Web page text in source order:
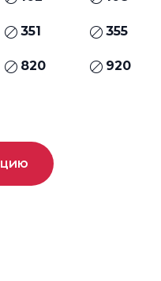
351 355
820 920